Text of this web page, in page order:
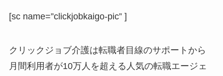
[sc name=”clickjobkaigo-pic” ]
クリックジョブ介護は転職者目線のサポートから
月間利用者が10万人を超える人気の転職エージェ